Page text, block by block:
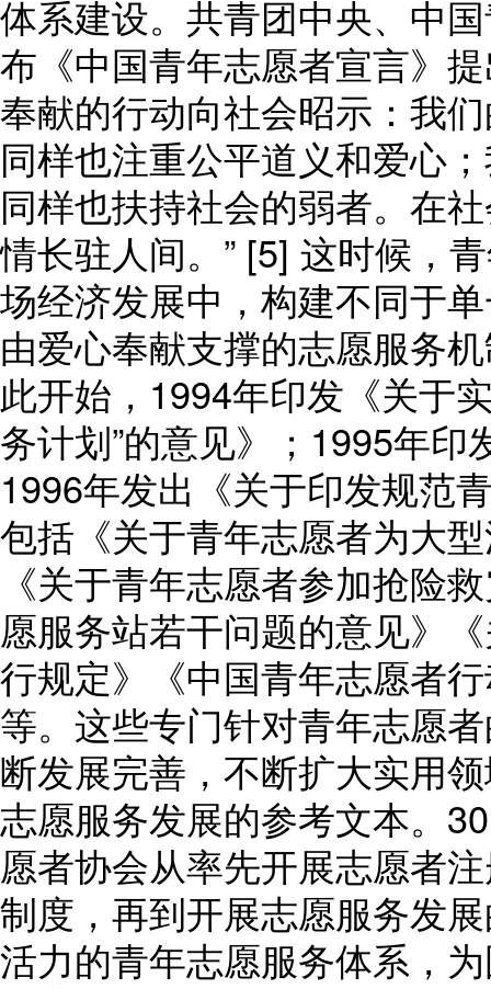
体系建设。共青团中央、中
布《中国青年志愿者宣言》
奉献的行动向社会昭示：我
同样也注重公平道义和爱心
同样也扶持社会的弱者。在
情长驻人间。” [5] 这时候，
场经济发展中，构建不同于
由爱心奉献支撑的志愿服务
此开始，1994年印发《关于
务计划”的意见》；1995年
1996年发出《关于印发规范
包括《关于青年志愿者为大
《关于青年志愿者参加抢险
愿服务站若干问题的意见》
行规定》《中国青年志愿者
等。这些专门针对青年志愿
断发展完善，不断扩大实用
志愿服务发展的参考文本。
愿者协会从率先开展志愿者
制度，再到开展志愿服务发
活力的青年志愿服务体系，